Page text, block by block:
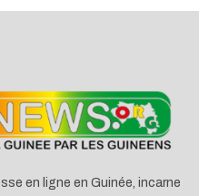
en ligne en Guinée, incarne